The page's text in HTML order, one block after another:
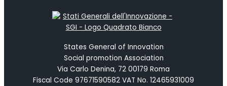
States General of Innovation
Social promotion Association
Via Carlo Denina, 72 00179 Roma
Fiscal Code 97671590582 VAT No. 12465931009